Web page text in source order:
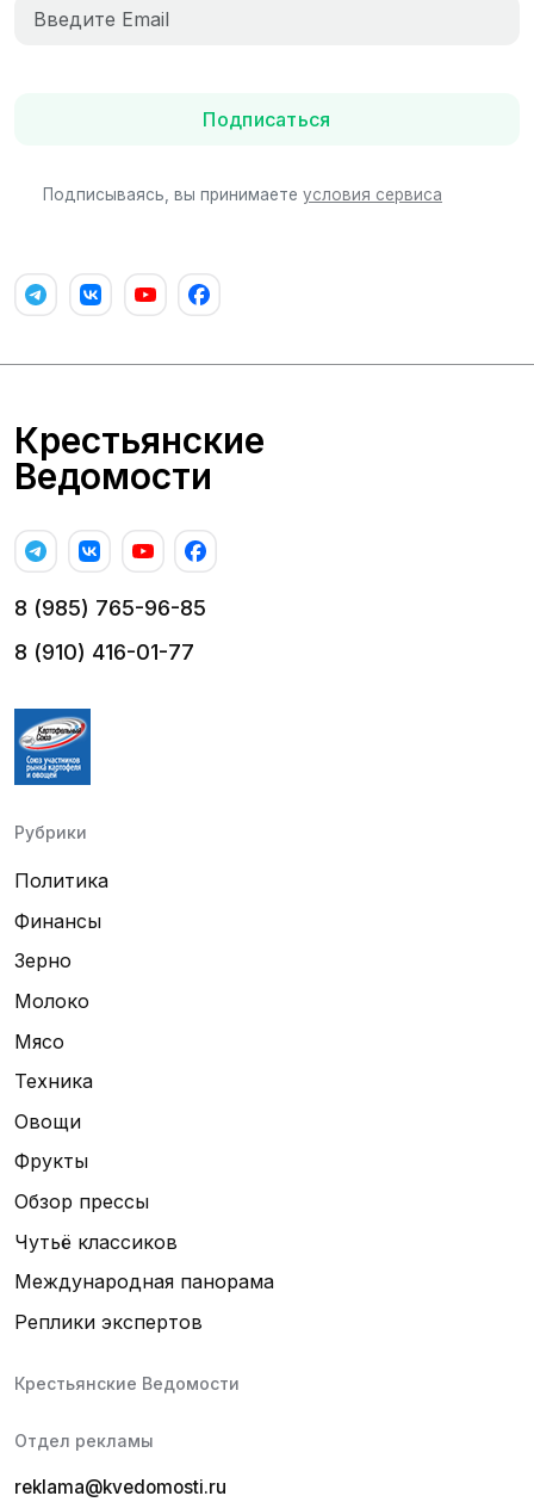
Подписаться
Подписываясь, вы принимаете условия сервиса
Крестьянские
Ведомости
8 (985) 765-96-85
8 (910) 416-01-77
Рубрики
Политика
Финансы
Зерно
Молоко
Мясо
Техника
Овощи
Фрукты
Обзор прессы
Чутьё классиков
Международная панорама
Реплики экспертов
Крестьянские Ведомости
Отдел рекламы
reklama@kvedomosti.ru